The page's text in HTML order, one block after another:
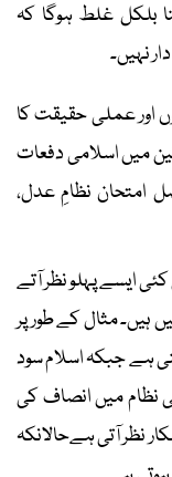
بلکل غلط ہوگا کہ
نہیں۔
اور عملی حقیقت کا
میں اسلامی دفعات
امتحان نظامِ عدل،
ایسے پہلو نظر آتے
ہیں۔ مثال کے طور پر
ہے جبکہ اسلام سود
نظام میں انصاف کی
نظر آتی ہےحالانکہ